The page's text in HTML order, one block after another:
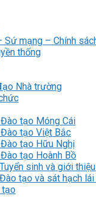
Sứ mạng – Chính
thống
Nhà trường
tạo Móng Cái
tạo Việt Bắc
tạo Hữu Nghị
tạo Hoành Bồ
sinh và giới
tạo và sát hạch
tạo